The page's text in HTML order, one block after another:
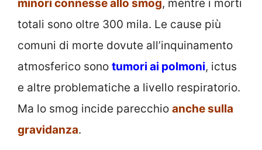
minori connesse allo smog, mentre i morti
totali sono oltre 300 mila. Le cause più
comuni di morte dovute all’inquinamento
atmosferico sono tumori ai polmoni, ictus
e altre problematiche a livello respiratorio.
Ma lo smog incide parecchio anche sulla
gravidanza.